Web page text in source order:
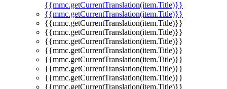
{{mmc.getCurrentTranslation(item.Title)}}
{{mmc.getCurrentTranslation(item.Title)}}
{{mmc.getCurrentTranslation(item.Title)}}
{{mmc.getCurrentTranslation(item.Title)}}
{{mmc.getCurrentTranslation(item.Title)}}
{{mmc.getCurrentTranslation(item.Title)}}
{{mmc.getCurrentTranslation(item.Title)}}
{{mmc.getCurrentTranslation(item.Title)}}
{{mmc.getCurrentTranslation(item.Title)}}
{{mmc.getCurrentTranslation(item.Title)}}